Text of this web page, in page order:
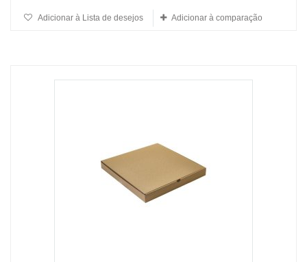
Adicionar à Lista de desejos Adicionar à comparação